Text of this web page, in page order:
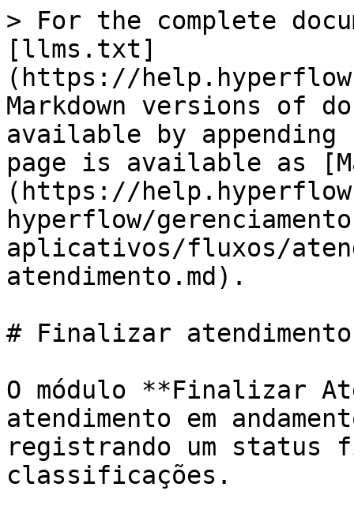
> For the complete
[llms.txt]
(https://
Markdown versions of
available by
page is available as
(https://
hyperflow/
aplicativos/fluxos/
atendimento.md).
# Finalizar atendimento
O módulo **Finalizar
atendimento em
registrando um status
classificações.